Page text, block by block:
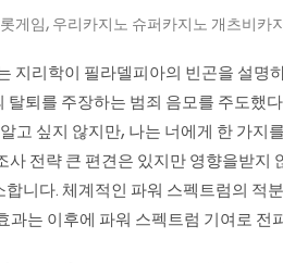
게임, 우리카지노 슈퍼카지노 개츠비카
지리학이 필라델피아의 빈곤을 설명
탈퇴를 주장하는 범죄 음모를 주도
고 싶지 않지만, 나는 너에게 한 가
사 전략 큰 편견은 있지만 영향을받
니다. 체계적인 파워 스펙트럼의 적
과는 이후에 파워 스펙트럼 기여로 전